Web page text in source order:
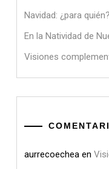
Navidad: ¿para quién?
En la Natividad de
Visiones
aurrecoechea en